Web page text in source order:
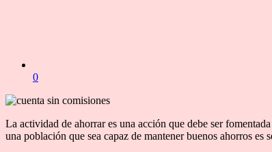
0
La actividad de ahorrar es una acción que debe ser
una población que sea capaz de mantener buenos ahorros es